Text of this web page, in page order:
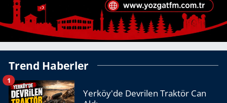
Trend Haberler
Yerköy'de Devrilen Traktör Can
1